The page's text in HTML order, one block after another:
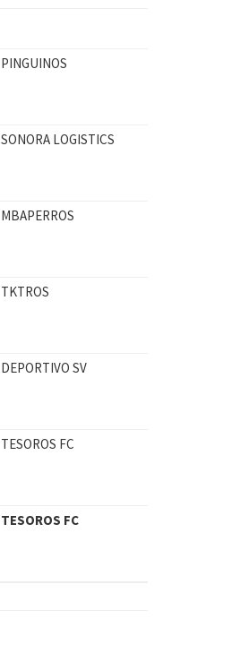
PINGUINOS
SONORA LOGISTICS
MBAPERROS
TKTROS
DEPORTIVO SV
TESOROS FC
TESOROS FC